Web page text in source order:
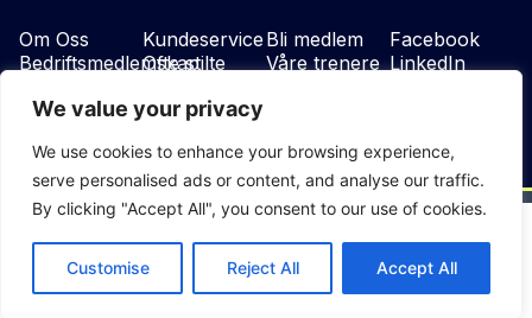
We value your privacy
We use cookies to enhance your browsing experience,
serve personalised ads or content, and analyse our traffic.
By clicking "Accept All", you consent to our use of cookies.
Customise Reject All Accept All
Om Oss
Bedriftsmedlemskap
Kundeservice
Ofte stilte
Bli medlem
Våre trenere
Facebook
LinkedIn
Norsk bokmål
Svenska Swedish